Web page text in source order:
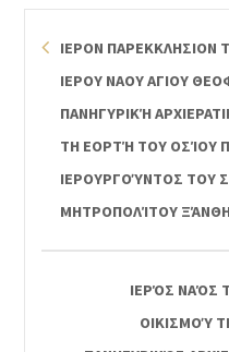
ΙΕΡΟΝ ΠΑΡΕΚΚΛΗΣΙΟΝ
ΙΕΡΟΥ ΝΑΟΥ ΑΓΙΟΥ
ΠΑΝΗΓΥΡΙΚΉ
ΤΗ ΕΟΡΤΉ ΤΟΥ ΟΣΊΟΥ
ΡΟΥΡΓΟΎΝΤΟΣ ΤΟΥ
ΤΡΟΠΟΛΊΤΟΥ ΞΆΝΘΗΣ
ΙΕΡΌΣ ΝΑΌΣ
ΟΙΚΙΣΜΟΎ